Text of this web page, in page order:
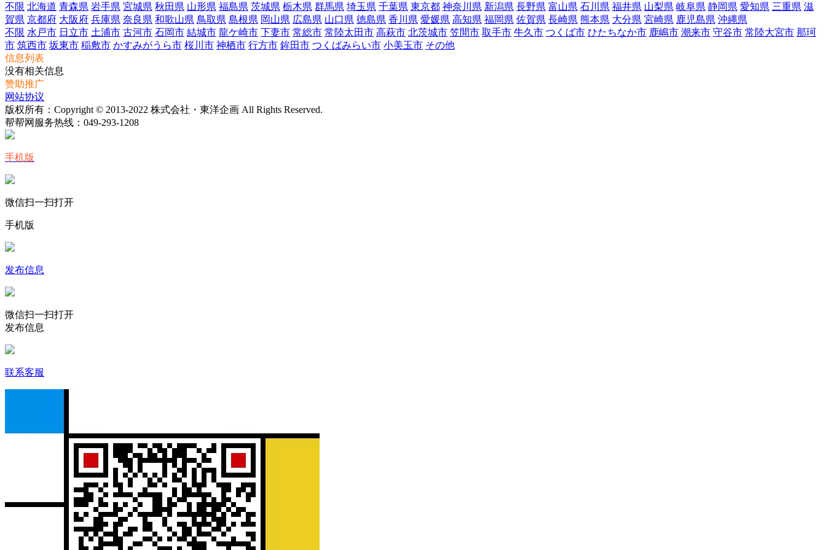
不限 北海道 青森県 岩手県 宮城県 秋田県 山形県 福島県 茨城県 栃木県 群馬県 埼玉県 千葉県 東京都 神奈川県 新潟県 長野県 富山県 石川県 福井県 山梨県 岐阜県 静岡県 愛知県 三重県 滋
賀県 京都府 大阪府 兵庫県 奈良県 和歌山県 鳥取県 島根県 岡山県 広島県 山口県 徳島県 香川県 愛媛県 高知県 福岡県 佐賀県 長崎県 熊本県 大分県 宮崎県 鹿児島県 沖縄県
不限 水戸市 日立市 土浦市 古河市 石岡市 結城市 龍ケ崎市 下妻市 常総市 常陸太田市 高萩市 北茨城市 笠間市 取手市 牛久市 つくば市 ひたちなか市 鹿嶋市 潮来市 守谷市 常陸大宮市 那珂
市 筑西市 坂東市 稲敷市 かすみがうら市 桜川市 神栖市 行方市 鉾田市 つくばみらい市 小美玉市 その他
信息列表
没有相关信息
赞助推广
网站协议
版权所有：Copyright © 2013-2022 株式会社・東洋企画 All Rights Reserved.
帮帮网服务热线： 049-293-1208
手机版
微信扫一扫打开
手机版
发布信息
微信扫一扫打开
发布信息
联系客服